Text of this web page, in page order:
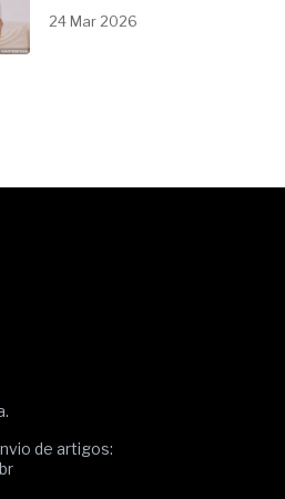
24 Mar 2026
de artigos: